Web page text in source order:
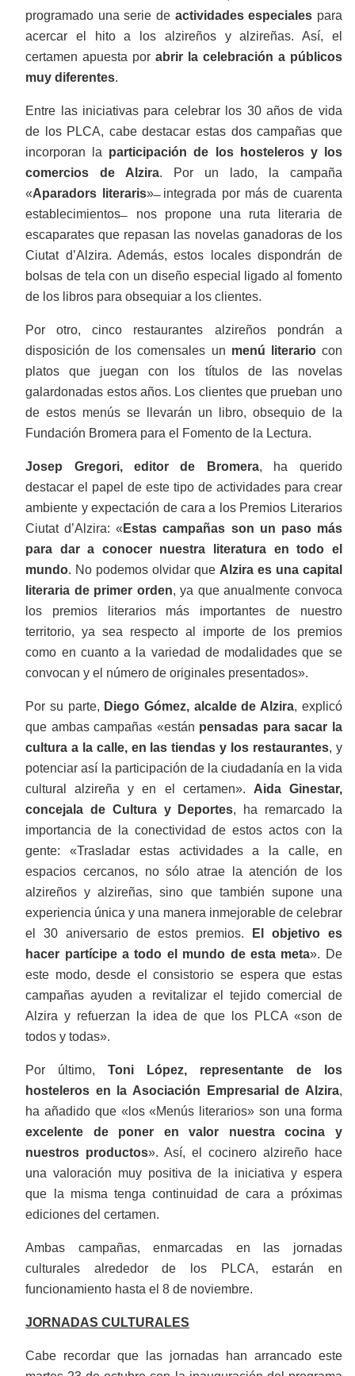
programado una serie de actividades especiales para
acercar el hito a los alzireños y alzireñas. Así, el
certamen apuesta porabrir la celebración a públicos
muy diferentes.
Entre las iniciativas para celebrar los 30 años de vida
de los PLCA, cabe destacar estas dos campañas que
incorporan la participación de los hosteleros y los
comercios de Alzira. Por un lado, la campaña
«Aparadors literaris» ̶ integrada por más de cuarenta
establecimientos ̶ nos propone una ruta literaria de
escaparates que repasan las novelas ganadoras de los
Ciutat d’Alzira. Además, estos locales dispondrán de
bolsas de tela con un diseño especial ligado al fomento
de los libros para obsequiar a los clientes.
Por otro, cinco restaurantes alzireños pondrán a
disposición de los comensales un menú literariocon
platos que juegan con los títulos de las novelas
galardonadas estos años. Los clientes que prueban uno
de estos menús se llevarán un libro, obsequio de la
Fundación Bromera para el Fomento de la Lectura.
Josep Gregori, editor de Bromera, ha querido
destacar el papel de este tipo de actividades para crear
ambiente y expectación de cara a los Premios Literarios
Ciutat d’Alzira: « Estas campañas son un paso más
para dar a conocer nuestra literatura en todo el
mundo. No podemos olvidar que Alzira es una capital
literaria de primer orden, ya que anualmente convoca
los premios literarios más importantes de nuestro
territorio, ya sea respecto al importe de los premios
como en cuanto a la variedad de modalidades que se
convocan y el número de originales presentados».
Por su parte, Diego Gómez, alcalde de Alzira, explicó
que ambas campañas «están pensadas para sacar la
cultura a la calle, en las tiendas y los restaurantes, y
potenciar así la participación de la ciudadanía en la vida
cultural alzireña y en el certamen». Aida Ginestar,
concejala de Cultura y Deportes, ha remarcado la
importancia de la conectividad de estos actos con la
gente: «Trasladar estas actividades a la calle, en
espacios cercanos, no sólo atrae la atención de los
alzireños y alzireñas, sino que también supone una
experiencia única y una manera inmejorable de celebrar
el 30 aniversario de estos premios.
El objetivo es
hacer partícipe a todo el mundo de esta meta». De
este modo, desde el consistorio se espera que estas
campañas ayuden a revitalizar el tejido comercial de
Alzira y refuerzan la idea de que los PLCA «son de
todos y todas».
Por último,Toni López, representante de los
hosteleros en la Asociación Empresarial de Alzira,
ha añadido que «los «Menús literarios» son una forma
excelente de poner en valor nuestra cocina y
nuestros productos». Así, el cocinero alzireño hace
una valoración muy positiva de la iniciativa y espera
que la misma tenga continuidad de cara a próximas
ediciones del certamen.
Ambas campañas, enmarcadas en las jornadas
culturales alrededor de los PLCA, estarán en
funcionamiento hasta el 8 de noviembre.
JORNADAS CULTURALES
Cabe recordar que las jornadas han arrancado este